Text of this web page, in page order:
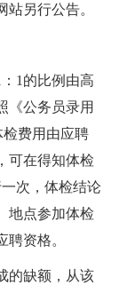
另行公告。
1的比例由高
《公务员录用
费用由应聘
可在得知体检
次，体检结论
地点参加体检
资格。
的缺额，从该